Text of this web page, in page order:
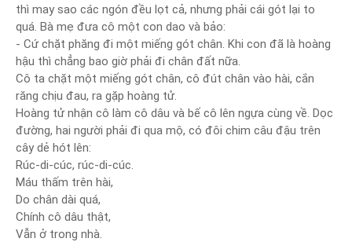
thì may sao các ngón đều lọt cả, nhưng phải cái gót lại to
quá. Bà mẹ đưa cô một con dao và bảo:
- Cứ chặt phăng đi một miếng gót chân. Khi con đã là hoàng
hậu thì chẳng bao giờ phải đi chân đất nữa.
Cô ta chặt một miếng gót chân, cô đút chân vào hài, cắn
răng chịu đau, ra gặp hoàng tử.
Hoàng tử nhận cô làm cô dâu và bế cô lên ngựa cùng về. Dọc
đường, hai người phải đi qua mộ, có đôi chim câu đậu trên
cây dẻ hót lên:
Rúc-di-cúc, rúc-di-cúc.
Máu thấm trên hài,
Do chân dài quá,
Chính cô dâu thật,
Vẫn ở trong nhà.